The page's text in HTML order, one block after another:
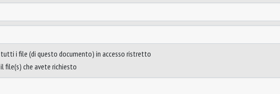
tutti i file (di questo documento) in accesso ristretto
il file(s) che avete richiesto